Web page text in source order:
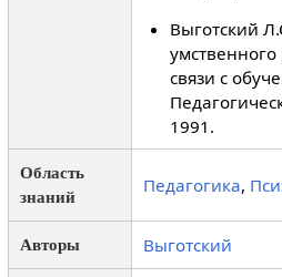
Выготский
связи с
1991.
Область
знаний
Педагогика,
Авторы Выготский